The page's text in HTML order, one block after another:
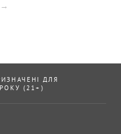
→
ДЛЯ
(21+)